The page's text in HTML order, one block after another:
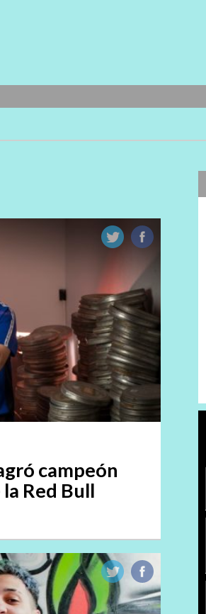
campeón
Red Bull